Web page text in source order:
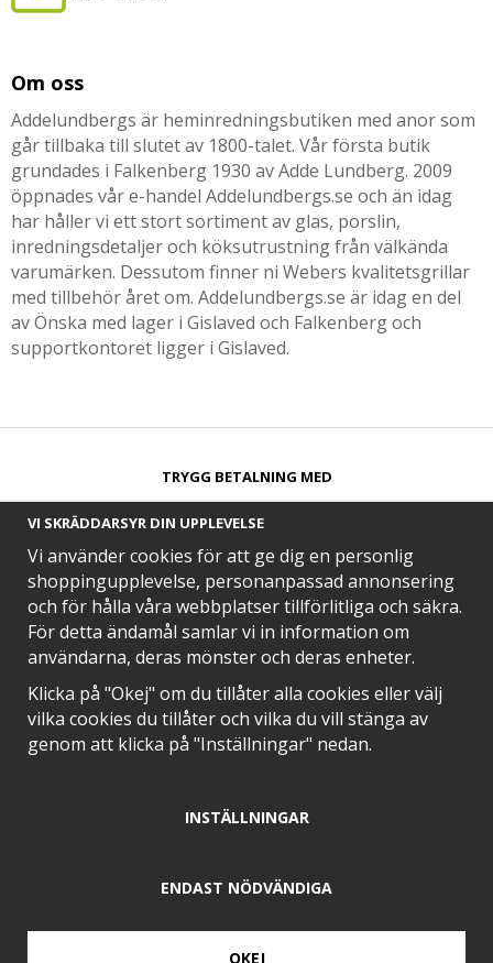
Om oss
Addelundbergs är heminredningsbutiken med anor som
går tillbaka till slutet av 1800-talet. Vår första butik
grundades i Falkenberg 1930 av Adde Lundberg. 2009
öppnades vår e-handel Addelundbergs.se och än idag
har håller vi ett stort sortiment av glas, porslin,
inredningsdetaljer och köksutrustning från välkända
varumärken. Dessutom finner ni Webers kvalitetsgrillar
med tillbehör året om. Addelundbergs.se är idag en del
av Önska med lager i Gislaved och Falkenberg och
supportkontoret ligger i Gislaved.
TRYGG BETALNING MED​
SNABB LEVERANS MED
EN DEL AV
VI SKRÄDDARSYR DIN UPPLEVELSE
Vi använder cookies för att ge dig en personlig
shoppingupplevelse, personanpassad annonsering
och för hålla våra webbplatser tillförlitliga och säkra.
För detta ändamål samlar vi in information om
användarna, deras mönster och deras enheter.
Klicka på "Okej" om du tillåter alla cookies eller välj
vilka cookies du tillåter och vilka du vill stänga av
genom att klicka på "Inställningar" nedan.
INSTÄLLNINGAR
ENDAST NÖDVÄNDIGA
OKEJ